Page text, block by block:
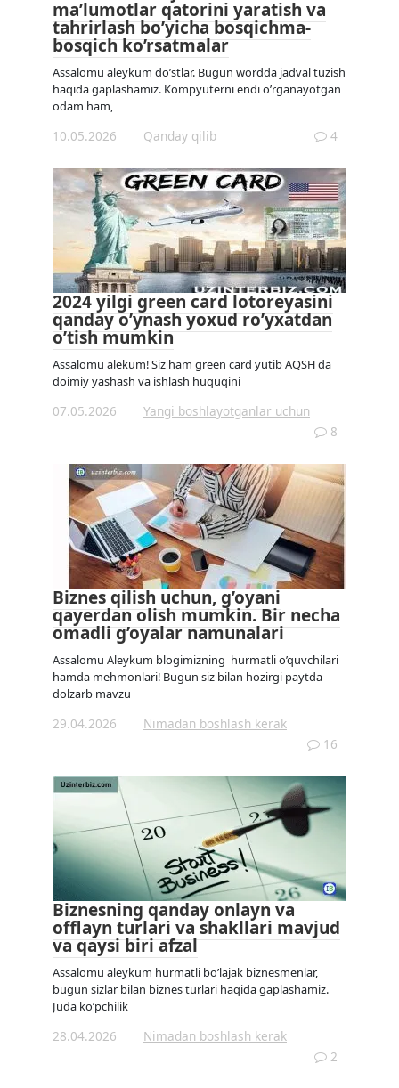
ma’lumotlar qatorini yaratish va
tahrirlash bo’yicha bosqichma-
bosqich ko’rsatmalar
Assalomu aleykum do’stlar. Bugun wordda jadval tuzish
haqida gaplashamiz. Kompyuterni endi o’rganayotgan
odam ham,
10.05.2026 Qanday qilib 4
2024 yilgi green card lotoreyasini
qanday o’ynash yoxud ro’yxatdan
o’tish mumkin
Assalomu alekum! Siz ham green card yutib AQSH da
doimiy yashash va ishlash huquqini
07.05.2026
Yangi boshlayotganlar uchun
8
Biznes qilish uchun, g’oyani
qayerdan olish mumkin. Bir necha
omadli g’oyalar namunalari
Assalomu Aleykum blogimizning hurmatli o’quvchilari
hamda mehmonlari! Bugun siz bilan hozirgi paytda
dolzarb mavzu
29.04.2026
Nimadan boshlash kerak
16
Biznesning qanday onlayn va
offlayn turlari va shakllari mavjud
va qaysi biri afzal
Assalomu aleykum hurmatli bo’lajak biznesmenlar,
bugun sizlar bilan biznes turlari haqida gaplashamiz.
Juda ko’pchilik
28.04.2026
Nimadan boshlash kerak
2